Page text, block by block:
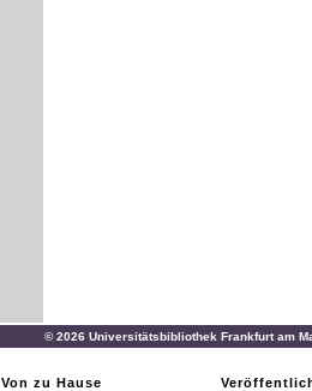
© 2026 Universitätsbibliothek Frankfurt am
Von zu Hause